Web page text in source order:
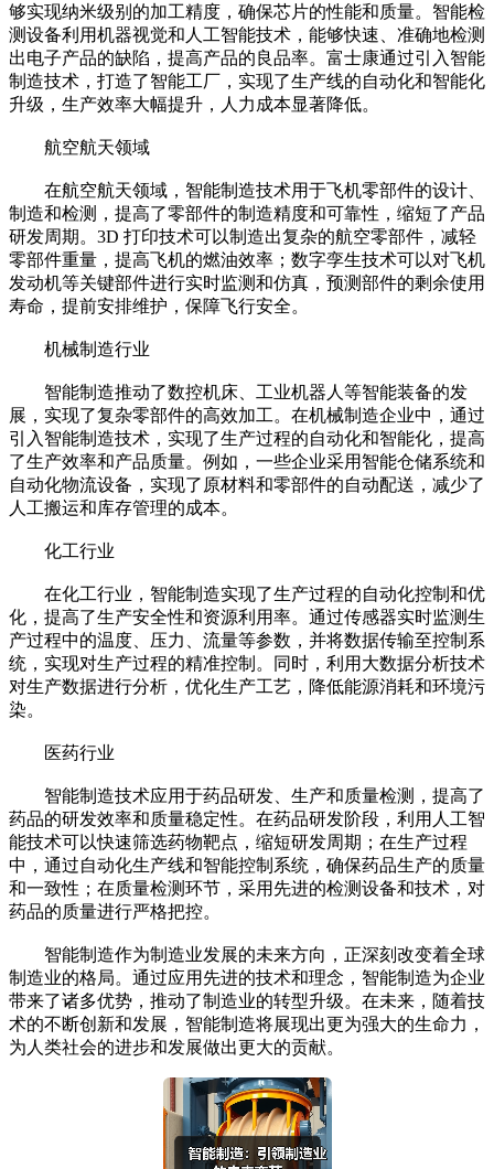
够实现纳米级别的加工精度，确保芯片的性能和质量。智能检
测设备利用机器视觉和人工智能技术，能够快速、准确地检测
出电子产品的缺陷，提高产品的良品率。富士康通过引入智能
制造技术，打造了智能工厂，实现了生产线的自动化和智能化
升级，生产效率大幅提升，人力成本显著降低。​
航空航天领域​
在航空航天领域，智能制造技术用于飞机零部件的设计、
制造和检测，提高了零部件的制造精度和可靠性，缩短了产品
研发周期。3D 打印技术可以制造出复杂的航空零部件，减轻
零部件重量，提高飞机的燃油效率；数字孪生技术可以对飞机
发动机等关键部件进行实时监测和仿真，预测部件的剩余使用
寿命，提前安排维护，保障飞行安全。​
机械制造行业​
智能制造推动了数控机床、工业机器人等智能装备的发
展，实现了复杂零部件的高效加工。在机械制造企业中，通过
引入智能制造技术，实现了生产过程的自动化和智能化，提高
了生产效率和产品质量。例如，一些企业采用智能仓储系统和
自动化物流设备，实现了原材料和零部件的自动配送，减少了
人工搬运和库存管理的成本。​
化工行业​
在化工行业，智能制造实现了生产过程的自动化控制和优
化，提高了生产安全性和资源利用率。通过传感器实时监测生
产过程中的温度、压力、流量等参数，并将数据传输至控制系
统，实现对生产过程的精准控制。同时，利用大数据分析技术
对生产数据进行分析，优化生产工艺，降低能源消耗和环境污
染。​
医药行业​
智能制造技术应用于药品研发、生产和质量检测，提高了
药品的研发效率和质量稳定性。在药品研发阶段，利用人工智
能技术可以快速筛选药物靶点，缩短研发周期；在生产过程
中，通过自动化生产线和智能控制系统，确保药品生产的质量
和一致性；在质量检测环节，采用先进的检测设备和技术，对
药品的质量进行严格把控。
智能制造作为制造业发展的未来方向，正深刻改变着全球
制造业的格局。通过应用先进的技术和理念，智能制造为企业
带来了诸多优势，推动了制造业的转型升级。在未来，随着技
术的不断创新和发展，智能制造将展现出更为强大的生命力，
为人类社会的进步和发展做出更大的贡献。